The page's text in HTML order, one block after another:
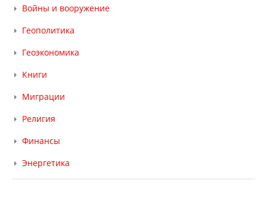
Войны и вооружение
Геополитика
Геоэкономика
Книги
Миграции
Религия
Финансы
Энергетика